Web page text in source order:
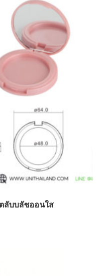
ลับบลัชออนใส